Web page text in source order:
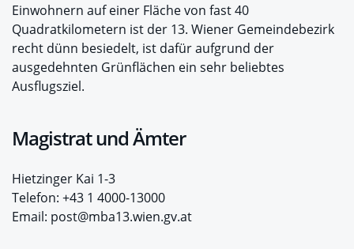
Einwohnern auf einer Fläche von fast 40
Quadratkilometern ist der 13. Wiener Gemeindebezirk
recht dünn besiedelt, ist dafür aufgrund der
ausgedehnten Grünflächen ein sehr beliebtes
Ausflugsziel.
Magistrat und Ämter
Hietzinger Kai 1-3
Telefon: +43 1 4000-13000
Email: post@mba13.wien.gv.at